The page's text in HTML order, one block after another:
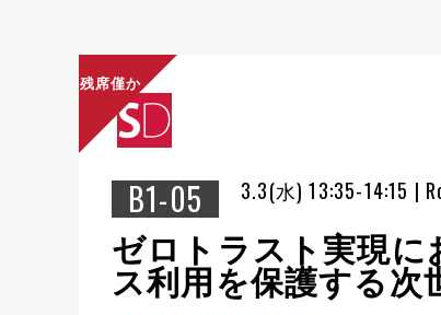
B1-05 3.3(水) 13:35-14:15 |
残席僅か
ゼロトラスト実現に
ス利用を保護する次